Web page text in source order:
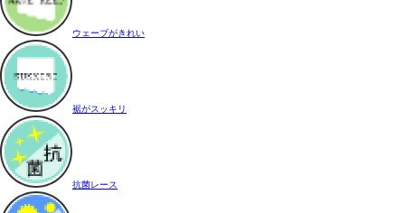
ウェーブがきれい
裾がスッキリ
抗菌レース